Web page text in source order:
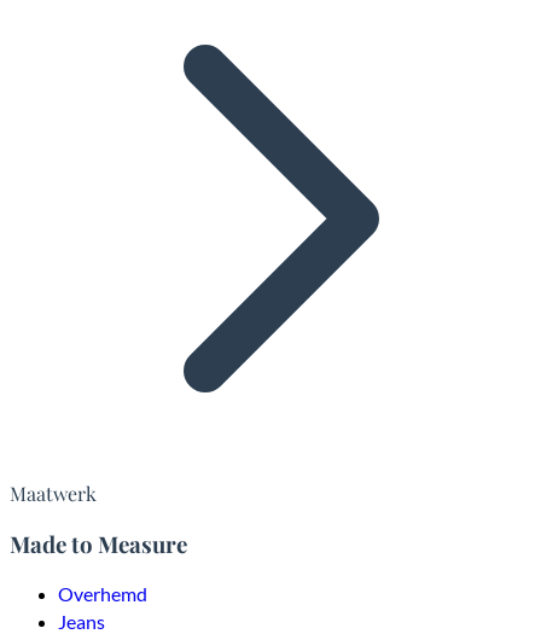
Maatwerk
Made to Measure
Overhemd
Jeans